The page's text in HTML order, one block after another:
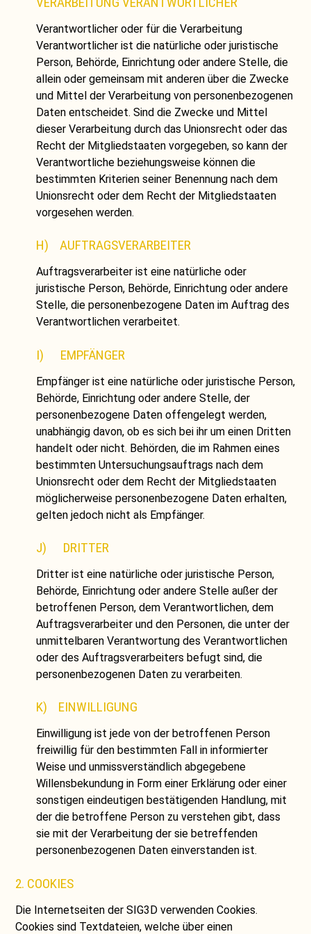
Verantwortlicher oder für die Verarbeitung
Verantwortlicher ist die natürliche oder juristische
Person, Behörde, Einrichtung oder andere Stelle, die
allein oder gemeinsam mit anderen über die Zwecke
und Mittel der Verarbeitung von personenbezogenen
Daten entscheidet. Sind die Zwecke und Mittel
dieser Verarbeitung durch das Unionsrecht oder das
Recht der Mitgliedstaaten vorgegeben, so kann der
Verantwortliche beziehungsweise können die
bestimmten Kriterien seiner Benennung nach dem
Unionsrecht oder dem Recht der Mitgliedstaaten
vorgesehen werden.
H) AUFTRAGSVERARBEITER
Auftragsverarbeiter ist eine natürliche oder
juristische Person, Behörde, Einrichtung oder andere
Stelle, die personenbezogene Daten im Auftrag des
Verantwortlichen verarbeitet.
I) EMPFÄNGER
Empfänger ist eine natürliche oder juristische Person,
Behörde, Einrichtung oder andere Stelle, der
personenbezogene Daten offengelegt werden,
unabhängig davon, ob es sich bei ihr um einen Dritten
handelt oder nicht. Behörden, die im Rahmen eines
bestimmten Untersuchungsauftrags nach dem
Unionsrecht oder dem Recht der Mitgliedstaaten
möglicherweise personenbezogene Daten erhalten,
gelten jedoch nicht als Empfänger.
J) DRITTER
Dritter ist eine natürliche oder juristische Person,
Behörde, Einrichtung oder andere Stelle außer der
betroffenen Person, dem Verantwortlichen, dem
Auftragsverarbeiter und den Personen, die unter der
unmittelbaren Verantwortung des Verantwortlichen
oder des Auftragsverarbeiters befugt sind, die
personenbezogenen Daten zu verarbeiten.
K) EINWILLIGUNG
Einwilligung ist jede von der betroffenen Person
freiwillig für den bestimmten Fall in informierter
Weise und unmissverständlich abgegebene
Willensbekundung in Form einer Erklärung oder einer
sonstigen eindeutigen bestätigenden Handlung, mit
der die betroffene Person zu verstehen gibt, dass
sie mit der Verarbeitung der sie betreffenden
personenbezogenen Daten einverstanden ist.
2. COOKIES
Die Internetseiten der SIG3D verwenden Cookies.
Cookies sind Textdateien, welche über einen